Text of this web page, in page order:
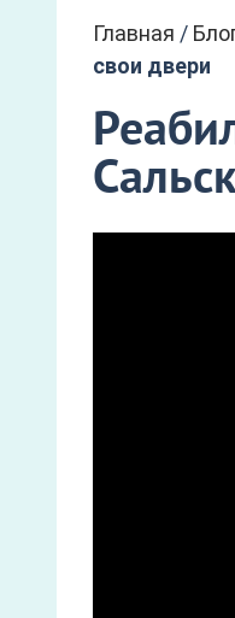
Главная /
свои двери